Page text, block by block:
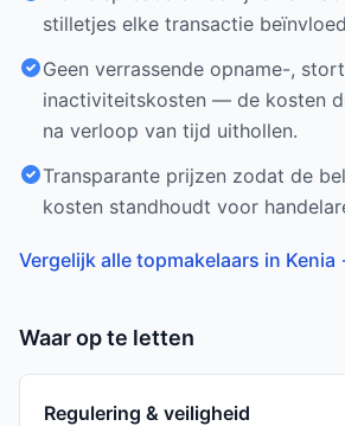
stilletjes elke transactie
Geen verrassende opname-,
inactiviteitskosten — de kosten
na verloop van tijd uithollen.
Transparante prijzen zodat de
kosten standhoudt voor
Vergelijk alle topmakelaars in Kenia
Waar op te letten
Regulering & veiligheid